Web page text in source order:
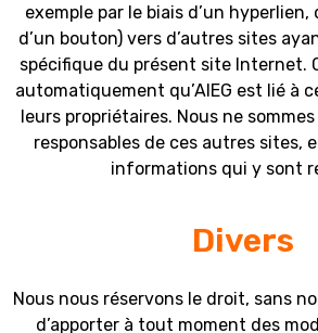
exemple par le biais d’un hyperlien,
d’un bouton) vers d’autres sites
spécifique du présent site Internet.
automatiquement qu’AIEG est lié à
leurs propriétaires. Nous ne
responsables de ces autres sites,
informations qui y sont
Divers
Nous nous réservons le droit, sans
d’apporter à tout moment des